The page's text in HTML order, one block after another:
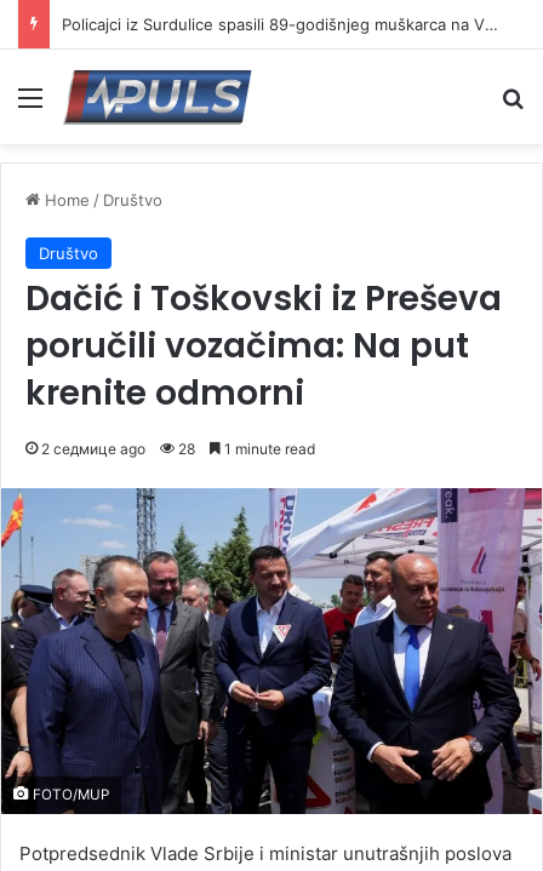
Policajci iz Surdulice spasili 89-godišnjeg muškarca na Vlasini
Menu
Home / Društvo
Društvo
Dačić i Toškovski iz Preševa
poručili vozačima: Na put
krenite odmorni
2 седмице ago 28 1 minute read
FOTO/MUP
Potpredsednik Vlade Srbije i ministar unutrašnjih poslova